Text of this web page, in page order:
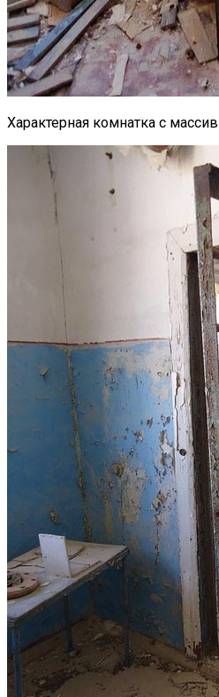
Характерная комнатка с